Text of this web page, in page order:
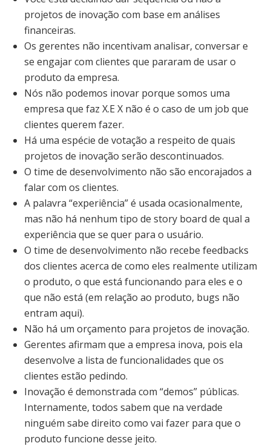
projetos de inovação com base em análises
financeiras.
Os gerentes não incentivam analisar, conversar e
se engajar com clientes que pararam de usar o
produto da empresa.
Nós não podemos inovar porque somos uma
empresa que faz X.E X não é o caso de um job que
clientes querem fazer.
Há uma espécie de votação a respeito de quais
projetos de inovação serão descontinuados.
O time de desenvolvimento não são encorajados a
falar com os clientes.
A palavra “experiência” é usada ocasionalmente,
mas não há nenhum tipo de story board de qual a
experiência que se quer para o usuário.
O time de desenvolvimento não recebe feedbacks
dos clientes acerca de como eles realmente utilizam
o produto, o que está funcionando para eles e o
que não está (em relação ao produto, bugs não
entram aqui).
Não há um orçamento para projetos de inovação.
Gerentes afirmam que a empresa inova, pois ela
desenvolve a lista de funcionalidades que os
clientes estão pedindo.
Inovação é demonstrada com “demos” públicas.
Internamente, todos sabem que na verdade
ninguém sabe direito como vai fazer para que o
produto funcione desse jeito.